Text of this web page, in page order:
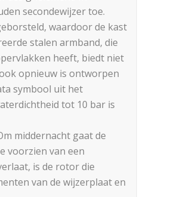
secondewijzer toe.
waardoor de kast
stalen armband, die
heeft, biedt niet
opnieuw is ontworpen
symbool uit het
tot 10 bar is
middernacht gaat de
voorzien van een
is de rotor die
van de wijzerplaat en